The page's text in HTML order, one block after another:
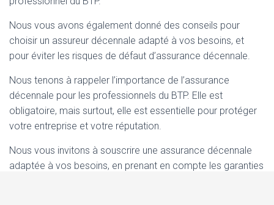
Nous vous avons également donné des conseils pour
choisir un assureur décennale adapté à vos besoins, et
pour éviter les risques de défaut d’assurance décennale.
Nous tenons à rappeler l’importance de l’assurance
décennale pour les professionnels du BTP. Elle est
obligatoire, mais surtout, elle est essentielle pour protéger
votre entreprise et votre réputation.
Nous vous invitons à souscrire une assurance décennale
adaptée à vos besoins, en prenant en compte les garanties